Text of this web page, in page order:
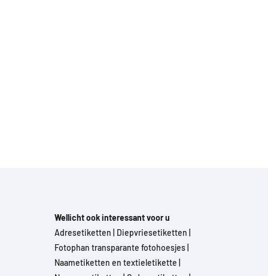
Wellicht ook interessant voor u
Adresetiketten
Diepvriesetiketten
Fotophan transparante fotohoesjes
Naametiketten en textieletikette